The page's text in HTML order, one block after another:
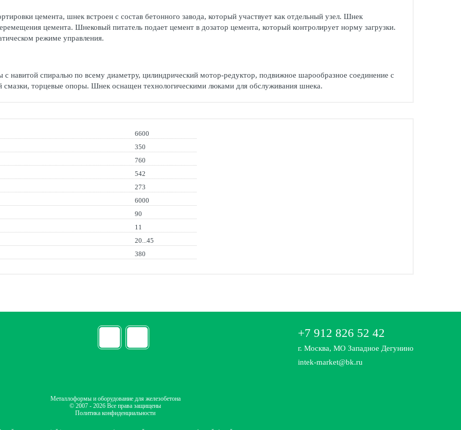
цемента, шнек встроен с состав бетонного завода, который участвует как отдельный узел. Шнек
цемента. Шнековый питатель подает цемент в дозатор цемента, который контролирует норму загрузки.
режиме управления.
навитой спиралью по всему диаметру, цилиндрический мотор-редуктор, подвижное шарообразное соединение с
торцевые опоры. Шнек оснащен технологическими люками для обслуживания шнека.
6600
350
760
542
273
6000
90
11
20...45
380
+7 912 826 52 42
г. Москва, МО Западное Дегунино
intek-market@bk.ru
Металлоформы и оборудование для железобетона
© 2007 - 2026 Все права защищены
Политика конфиденциальности